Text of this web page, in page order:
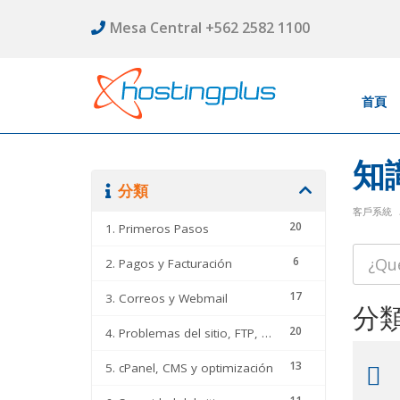
Mesa Central +562 2582 1100
首頁
知
客戶系統
分類
20
1. Primeros Pasos
6
2. Pagos y Facturación
17
3. Correos y Webmail
20
4. Problemas del sitio, FTP, DNS y cPanel
13
5. cPanel, CMS y optimización
分